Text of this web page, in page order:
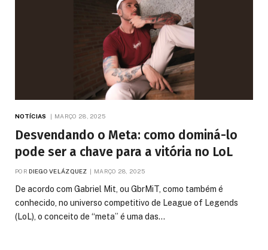
NOTÍCIAS MARÇO 28, 2025
Desvendando o Meta: como dominá-lo
pode ser a chave para a vitória no LoL
POR DIEGO VELÁZQUEZ MARÇO 28, 2025
De acordo com Gabriel Mit, ou GbrMiT, como também é
conhecido, no universo competitivo de League of Legends
(LoL), o conceito de “meta” é uma das…